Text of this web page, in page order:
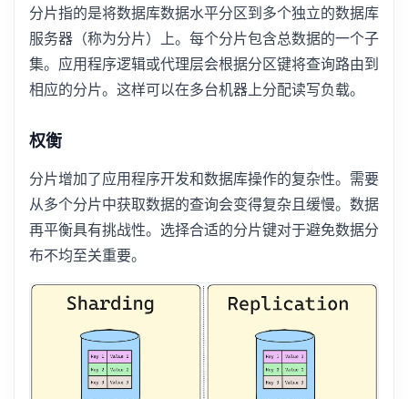
分片指的是将数据库数据水平分区到多个独立的数据库
服务器（称为分片）上。每个分片包含总数据的一个子
集。应用程序逻辑或代理层会根据分区键将查询路由到
相应的分片。这样可以在多台机器上分配读写负载。
权衡
分片增加了应用程序开发和数据库操作的复杂性。需要
从多个分片中获取数据的查询会变得复杂且缓慢。数据
再平衡具有挑战性。选择合适的分片键对于避免数据分
布不均至关重要。